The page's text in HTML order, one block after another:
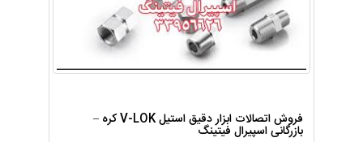
فروش اتصالات ابزار دقیق استیل V-LOK کره –
بازرگانی اسپیرال فیتینگ